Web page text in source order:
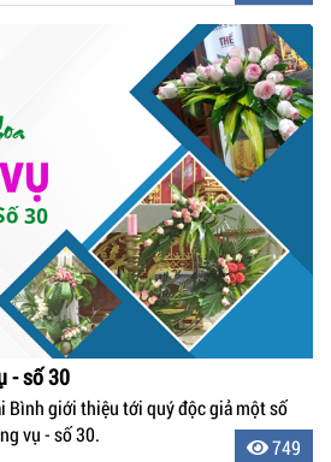
- số 30
Bình giới thiệu tới quý độc giả một số
vụ - số 30.
749